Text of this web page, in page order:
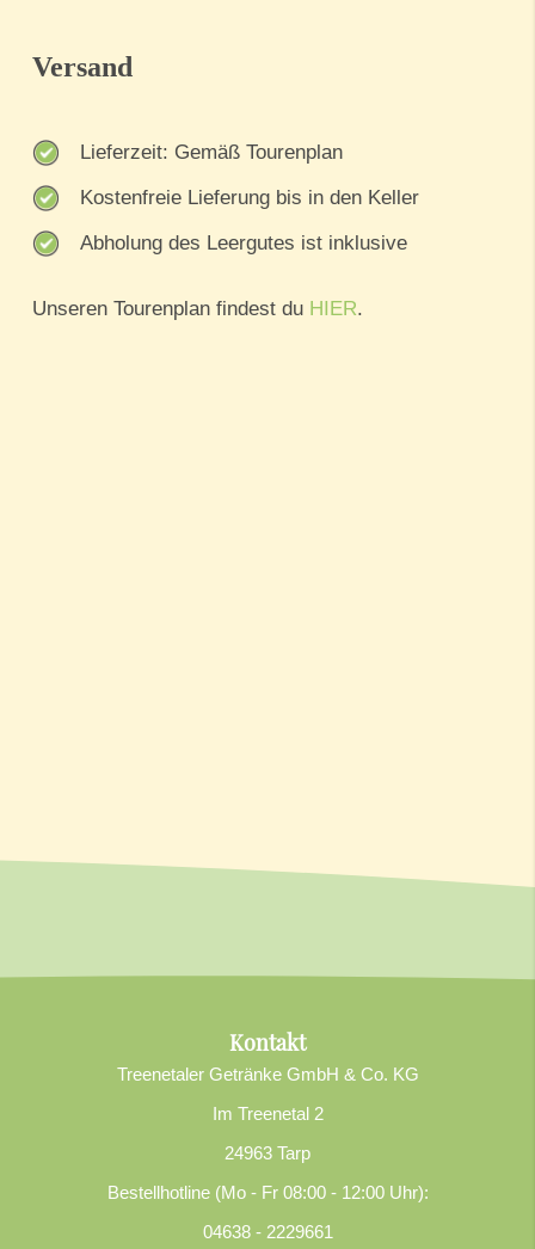
Versand
Lieferzeit: Gemäß Tourenplan
Kostenfreie Lieferung bis in den Keller
Abholung des Leergutes ist inklusive
Unseren Tourenplan findest du HIER.
Kontakt
Treenetaler Getränke GmbH & Co. KG
Im Treenetal 2
24963 Tarp
Bestellhotline (Mo - Fr 08:00 - 12:00 Uhr):
04638 - 2229661